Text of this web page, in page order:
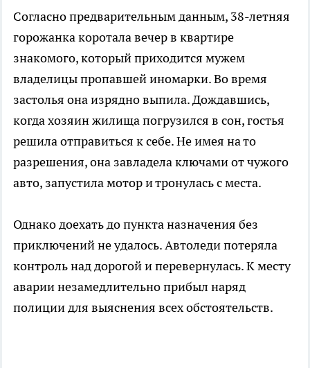
Согласно предварительным данным, 38-летняя
горожанка коротала вечер в квартире
знакомого, который приходится мужем
владелицы пропавшей иномарки. Во время
застолья она изрядно выпила. Дождавшись,
когда хозяин жилища погрузился в сон, гостья
решила отправиться к себе. Не имея на то
разрешения, она завладела ключами от чужого
авто, запустила мотор и тронулась с места.
Однако доехать до пункта назначения без
приключений не удалось. Автоледи потеряла
контроль над дорогой и перевернулась. К месту
аварии незамедлительно прибыл наряд
полиции для выяснения всех обстоятельств.